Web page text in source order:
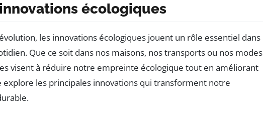
écologiques
les innovations écologiques jouent un rôle essentiel dans
Que ce soit dans nos maisons, nos transports ou nos modes
visent à réduire notre empreinte écologique tout en améliorant
explore les principales innovations qui transforment notre